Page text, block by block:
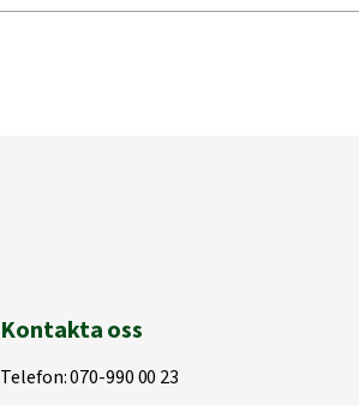
Kontakta oss
Telefon:070-990 00 23